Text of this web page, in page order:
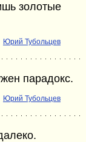
золотые
Юрий Тубольцев
парадокс.
Юрий Тубольцев